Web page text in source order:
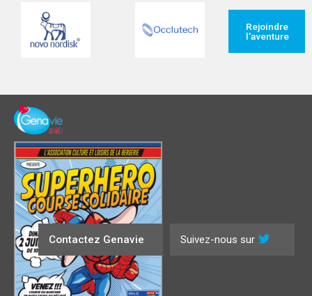
Rejoindre
l'aventure
Contactez Genavie Suivez-nous sur